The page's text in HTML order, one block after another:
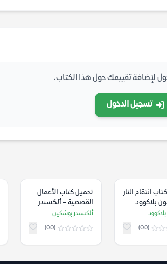
لإضافة تقييمك حول هذا الكتاب.
تسجيل الدخول
انتقام النار
بلاكوود
(0.0)
تحميل كتاب الأعمال
القصصية – ألكسندر
بوشكين
ألكسندر بوشكين
(0.0)